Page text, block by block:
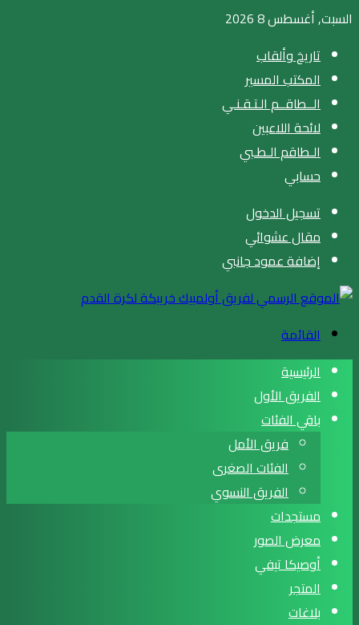
السبت, أغسطس 8 2026
تاريخ وألقاب
المكتب المسير
الــطاقــم الـتـقـنـي
لائحة اللاعبين
الـطاقم الـطـبي
حسابي
تسجيل الدخول
مقال عشوائي
إضافة عمود جانبي
القائمة
الرئيسية
الفريق الأول
باقي الفئات
فريق الأمل
الفئات الصغرى
الفريق النسوي
مستجدات
معرض الصور
أوصيكا تيفي
المتجر
بلاغات